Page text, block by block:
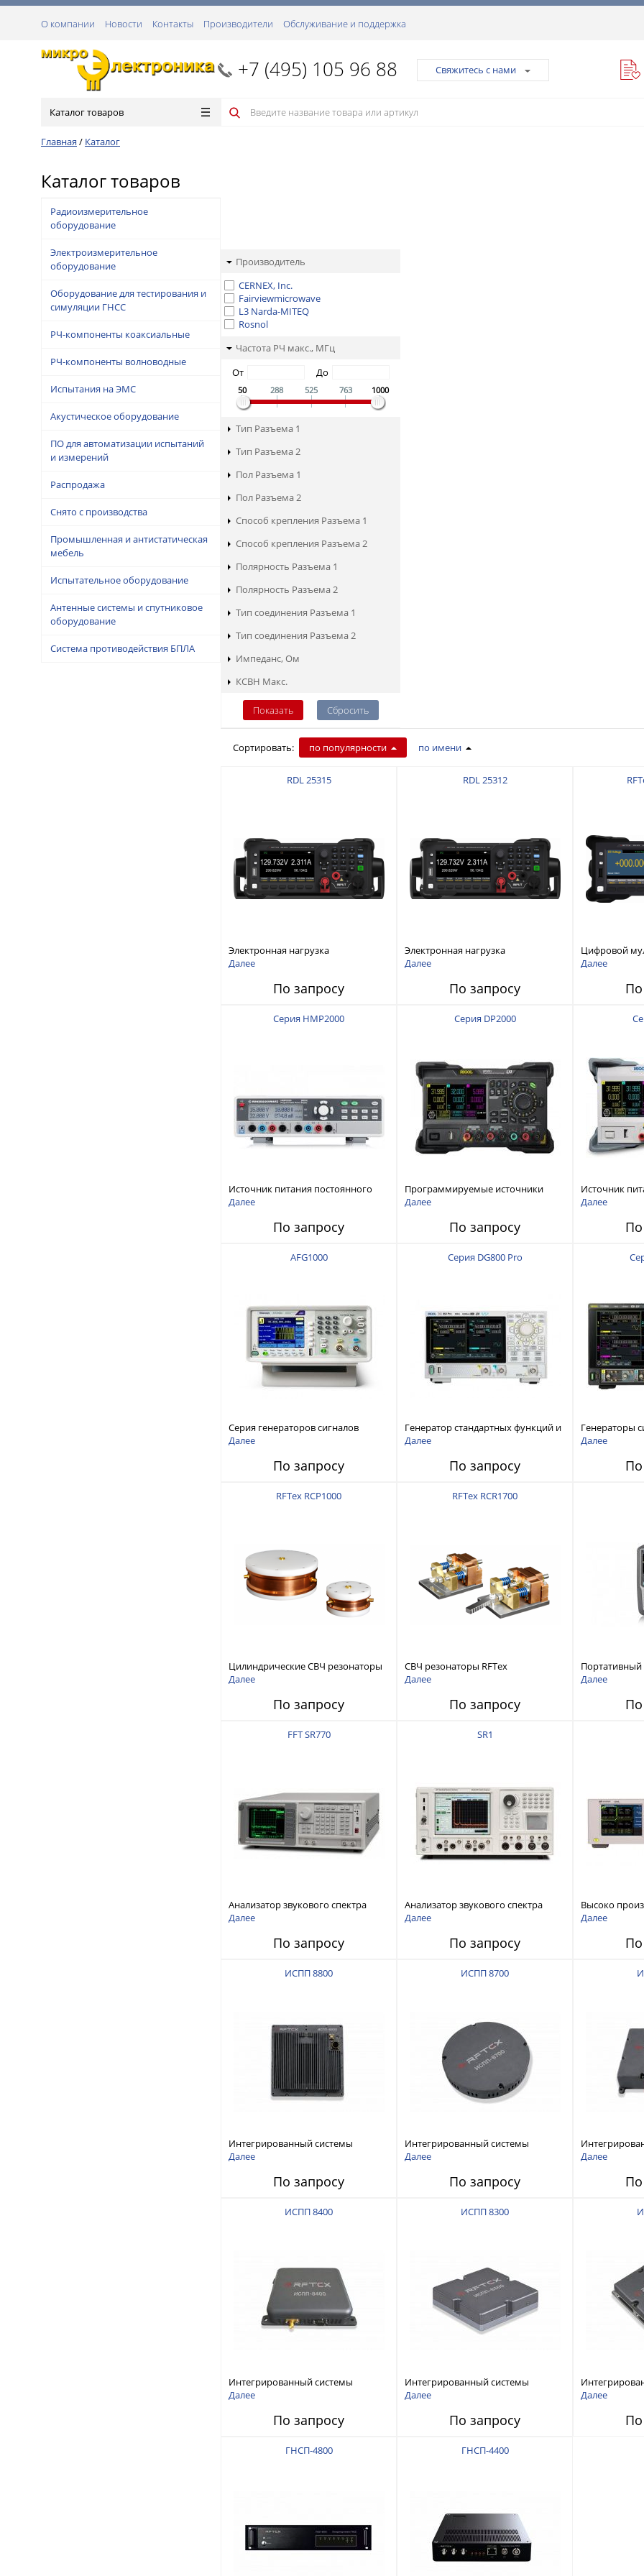
О компании Новости Контакты Производители Обслуживание и поддержка
+7 (495) 105 96 88 Свяжитесь с нами
Каталог товаров
Главная / Каталог
Каталог товаров
Радиоизмерительное
оборудование
Электроизмерительное
оборудование
Оборудование для тестирования и
симуляции ГНСС
РЧ-компоненты коаксиальные
РЧ-компоненты волноводные
Испытания на ЭМС
Акустическое оборудование
ПО для автоматизации испытаний
и измерений
Распродажа
Снято с производства
Промышленная и антистатическая
мебель
Испытательное оборудование
Антенные системы и спутниковое
оборудование
Система противодействия БПЛА
Производитель
CERNEX, Inc.
Fairviewmicrowave
L3 Narda-MITEQ
Rosnol
Частота РЧ макс., МГц
От
До
50 288 525 763 1000
Тип Разъема 1
Тип Разъема 2
Пол Разъема 1
Пол Разъема 2
Способ крепления Разъема 1
Способ крепления Разъема 2
Полярность Разъема 1
Полярность Разъема 2
Тип соединения Разъема 1
Тип соединения Разъема 2
Импеданс, Ом
КСВН Макс.
Сортировать: по популярности по имени
RDL 25315
Электронная нагрузка
постоянного тока, одноканальная,
Далее
По запросу
RDL 25312
Электронная нагрузка
постоянного тока, одноканальная,
Далее
По запросу
Цифровой
разрядностью
Далее
По
Серия HMP2000
Источник питания постоянного
тока
Далее
По запросу
Серия DP2000
Программируемые источники
питания постоянного тока с
Далее
По запросу
Источник
тока с
Далее
По
AFG1000
Серия генераторов сигналов
произвольной формы и
Далее
По запросу
Серия DG800 Pro
Генератор стандартных функций и
сигналов произвольной формы
Далее
По запросу
Генераторы
Далее
По
RFTex RCP1000
Цилиндрические СВЧ резонаторы
RFTex RCP1000
Далее
По запросу
RFTex RCR1700
СВЧ резонаторы RFTex
RCR1700 для тонких листов
Далее
По запросу
анализатор
до 26,5 ГГц
Далее
По
FFT SR770
Анализатор звукового спектра
Stanford Research Systems FFT
Далее
По запросу
SR1
Анализатор звукового спектра
Stanford Research Systems SR1
Далее
По запросу
Высоко
Далее
По
ИСПП 8800
Интегрированный системы
защиты от ГНСС-помех RFТех
Далее
По запросу
ИСПП 8700
Интегрированный системы
защиты от ГНСС-помех RFТех
Далее
По запросу
защиты от
Далее
По
ИСПП 8400
Интегрированный системы
защиты от ГНСС-помех RFТех
Далее
По запросу
ИСПП 8300
Интегрированный системы
защиты от ГНСС-помех RFТех
Далее
По запросу
защиты от
Далее
По
ГНСП-4800 ГНСП-4400